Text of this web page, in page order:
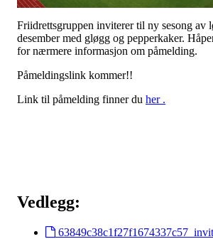
Friidrettsgruppen inviterer til ny sesong av
desember med gløgg og pepperkaker.
for nærmere informasjon om påmelding.
Påmeldingslink kommer!!
Link til påmelding finner du her .
Vedlegg: